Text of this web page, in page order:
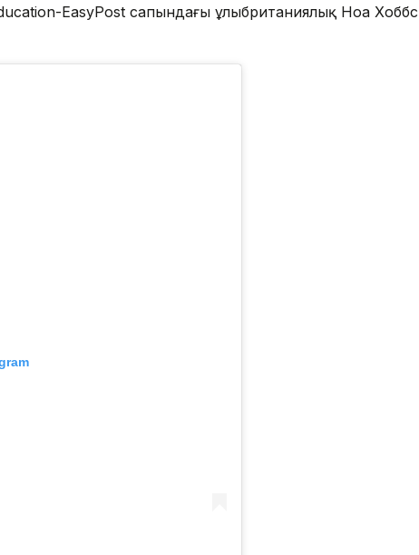
EasyPost сапындағы ұлыбританиялық Ноа Хоббс